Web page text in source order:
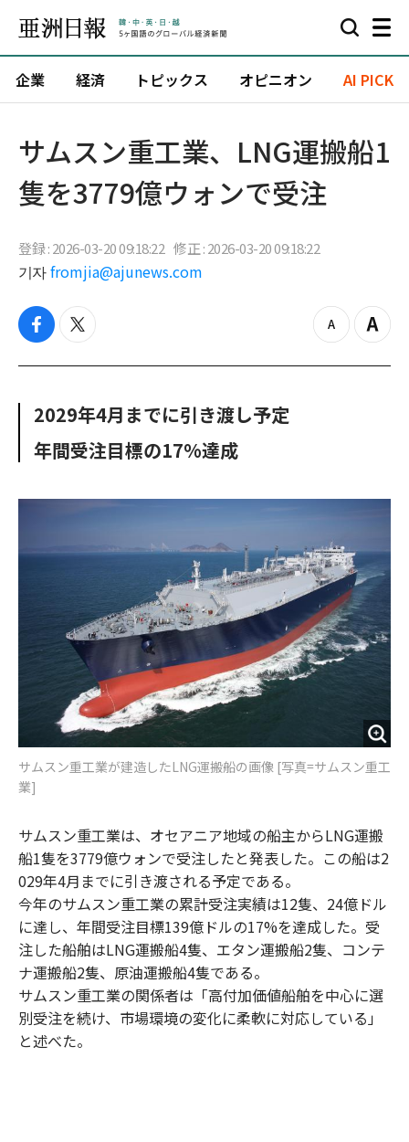
企業 経済 トピックス オピニオン AI PICK
サムスン重工業、LNG運搬船1
隻を3779億ウォンで受注
登録 : 2026-03-20 09:18:22 修正 : 2026-03-20 09:18:22
기자 fromjia@ajunews.com
f
c
o
k
t
i
e
z
o
Z
o
2029年4月までに引き渡し予定
年間受注目標の17%達成
サムスン重工業が建造したLNG運搬船の画像 [写真=サムスン重工
業]
サムスン重工業は、オセアニア地域の船主からLNG運搬
船1隻を3779億ウォンで受注したと発表した。この船は2
029年4月までに引き渡される予定である。
今年のサムスン重工業の累計受注実績は12隻、24億ドル
に達し、年間受注目標139億ドルの17%を達成した。受
注した船舶はLNG運搬船4隻、エタン運搬船2隻、コンテ
ナ運搬船2隻、原油運搬船4隻である。
サムスン重工業の関係者は「高付加価値船舶を中心に選
別受注を続け、市場環境の変化に柔軟に対応している」
と述べた。